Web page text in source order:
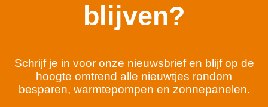
blijven?
Schrijf je in voor onze nieuwsbrief en blijf op de
hoogte omtrend alle nieuwtjes rondom
besparen, warmtepompen en zonnepanelen.